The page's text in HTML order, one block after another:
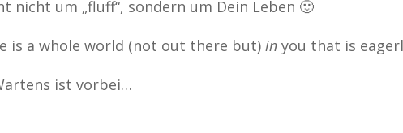
nicht um „fluff“, sondern um Dein Leben 🙂
is a whole world (not out there but) in you that is
ist vorbei…